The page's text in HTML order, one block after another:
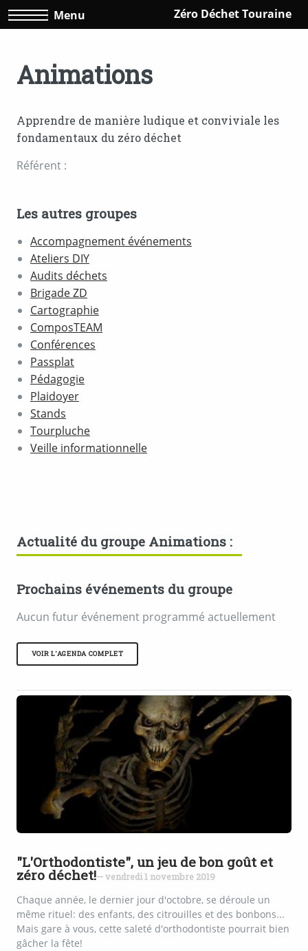
Menu Zéro Déchet Touraine
Animations
Apprendre de manière ludique et conviviale les
fondamentaux du zéro déchet
Référent :
Les autres groupes
Accompagnement événements
Ateliers DIY
Audits déchets
Brigade ZD
Cartographie
ComposTEAM
Conférences
Passplat
Pédagogie
Plaidoyer
Stands
Tourpluche
Veille informationnelle
Actualité du groupe Animations :
Prochains événements du groupe
Aucun futur événement programmé actuellement
VOIR L'AGENDA COMPLET
"L'Orthodontiste", un jeu de bon goût et
zéro déchet!— vendredi 1 novembre 2019
Chaque année, le dernier jour d'octobre, se déroule un
même rituel: des enfants, des citrouilles et des bonbons...
Mais gare à vous, cette saleté d'orthodontiste pourrait bien
gâcher la fête!